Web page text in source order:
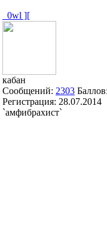
_0wl ][
кабан
Сообщений: 2303
Регистрация: 28.07.2014
`амфибрахист`